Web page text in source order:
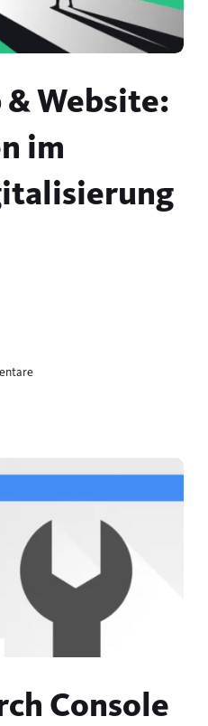
Website:
im
Console